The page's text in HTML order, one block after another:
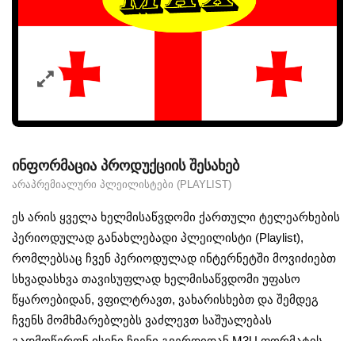
ᲘᲜᲤᲝᲠᲛᲐᲪᲘᲐ ᲞᲠᲝᲓᲣᲥᲪᲘᲘᲡ ᲨᲔᲡᲐᲮᲔᲑ
ᲐᲠᲐᲞᲠᲔᲛᲘᲐᲚᲣᲠᲘ ᲞᲚᲔᲘᲚᲘᲡᲢᲔᲑᲘ (PLAYLIST)
ეს არის ყველა ხელმისაწვდომი ქართული ტელეარხების
პერიოდულად განახლებადი პლეილისტი (Playlist),
რომლებსაც ჩვენ პერიოდულად ინტერნეტში მოვიძიებთ
სხვადასხვა თავისუფლად ხელმისაწვდომი უფასო
წყაროებიდან, ვფილტრავთ, ვახარისხებთ და შემდეგ
ჩვენს მომხმარებლებს ვაძლევთ საშუალებას